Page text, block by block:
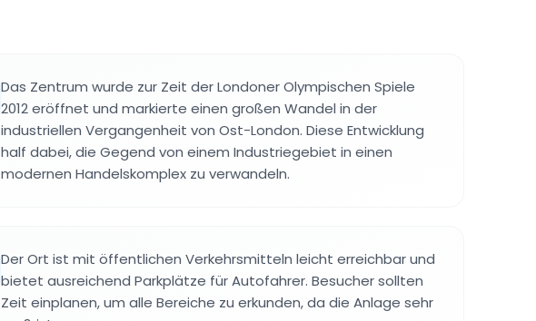
Das Zentrum wurde zur Zeit der Londoner Olympischen Spiele
2012 eröffnet und markierte einen großen Wandel in der
industriellen Vergangenheit von Ost-London. Diese Entwicklung
half dabei, die Gegend von einem Industriegebiet in einen
modernen Handelskomplex zu verwandeln.
Der Ort ist mit öffentlichen Verkehrsmitteln leicht erreichbar und
bietet ausreichend Parkplätze für Autofahrer. Besucher sollten
Zeit einplanen, um alle Bereiche zu erkunden, da die Anlage sehr